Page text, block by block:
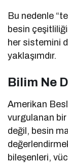
Bu nedenle
besin
her sistemini
yaklaşımdır.
Bilim Ne
Amerikan
vurgulanan
değil, besin
bileşenleri,